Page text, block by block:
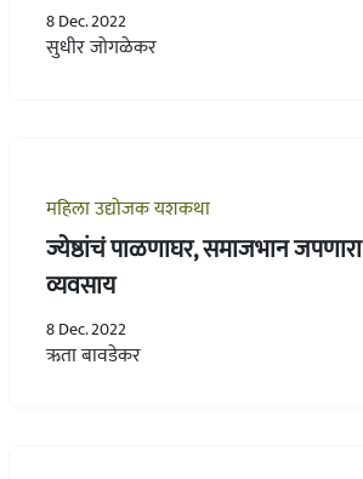
8 Dec. 2022
सुधीर जोगळेकर
महिला उद्योजक यशकथा
ज्येष्ठांचं पाळणाघर, समाजभान जपणारा
व्यवसाय
8 Dec. 2022
ऋता बावडेकर